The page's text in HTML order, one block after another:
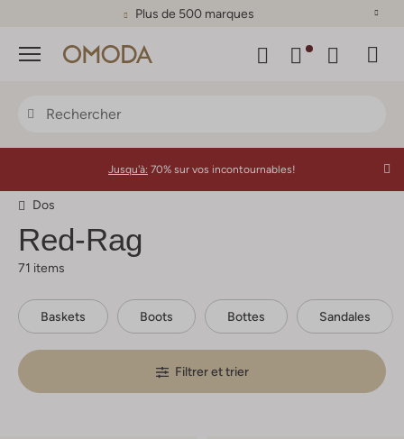
Plus de 500 marques
Menu
Jusqu'à: 70% sur vos incontournables!
Dos
Red-Rag
71 items
Baskets Boots Bottes Sandales
Filtrer et trier